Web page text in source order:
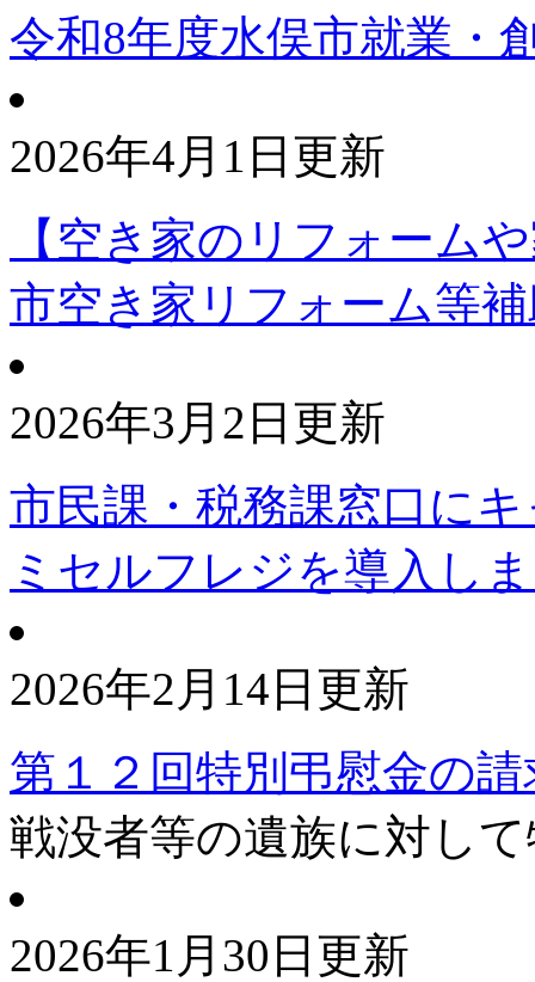
令和8年度水俣市就業・
2026年4月1日更新
【空き家のリフォーム
市空き家リフォーム等
2026年3月2日更新
市民課・税務課窓口に
ミセルフレジを導入し
2026年2月14日更新
第１２回特別弔慰金の
戦没者等の遺族に対し
2026年1月30日更新